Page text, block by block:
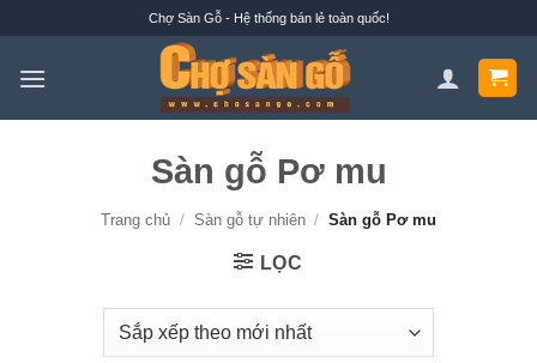
nội
Chợ Sàn Gỗ - Hệ thống bán lẻ toàn quốc!
Sàn gỗ Pơ mu
Trang chủ / Sàn gỗ tự nhiên / Sàn gỗ Pơ mu
LỌC